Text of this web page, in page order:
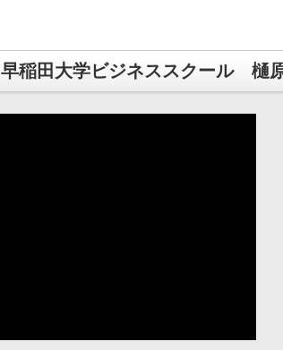
早稲田大学ビジネススクール 樋